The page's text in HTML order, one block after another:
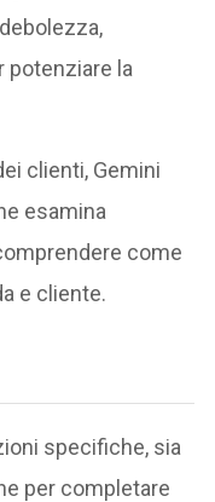
potenziare la
clienti, Gemini
esamina
come
e cliente.
specifiche, sia
per completare